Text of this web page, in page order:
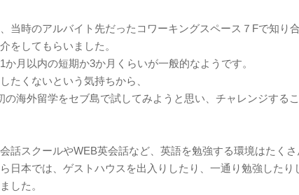
当時のアルバイト先だったコワーキングスペース７Fで知り
をしてもらいました。
か月以内の短期か3か月くらいが一般的なようです。
たくないという気持ちから、
の海外留学をセブ島で試してみようと思い、チャレンジする
話スクールやWEB英会話など、英語を勉強する環境はたくさ
日本では、ゲストハウスを出入りしたり、一通り勉強したり
した。